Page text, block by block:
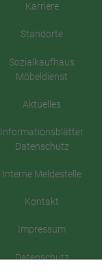
Karriere
Standorte
Sozialkaufhaus
Möbeldienst
Aktuelles
Informationsblätter
Datenschutz
Interne Meldestelle
Kontakt
Impressum
Datenschutz